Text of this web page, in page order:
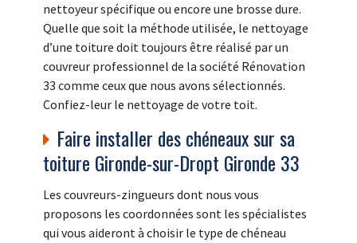
nettoyeur spécifique ou encore une brosse dure.
Quelle que soit la méthode utilisée, le nettoyage
d’une toiture doit toujours être réalisé par un
couvreur professionnel de la société Rénovation
33 comme ceux que nous avons sélectionnés.
Confiez-leur le nettoyage de votre toit.
Faire installer des chéneaux sur sa
toiture Gironde-sur-Dropt Gironde 33
Les couvreurs-zingueurs dont nous vous
proposons les coordonnées sont les spécialistes
qui vous aideront à choisir le type de chéneau